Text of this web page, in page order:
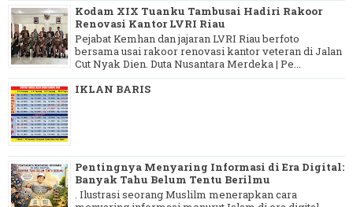
Kodam XIX Tuanku Tambusai Hadiri Rakoor
Renovasi Kantor LVRI Riau
Pejabat Kemhan dan jajaran LVRI Riau berfoto
bersama usai rakoor renovasi kantor veteran di Jalan
Cut Nyak Dien. Duta Nusantara Merdeka | Pe...
IKLAN BARIS
Pentingnya Menyaring Informasi di Era Digital:
Banyak Tahu Belum Tentu Berilmu
. Ilustrasi seorang Muslilm menerapkan cara